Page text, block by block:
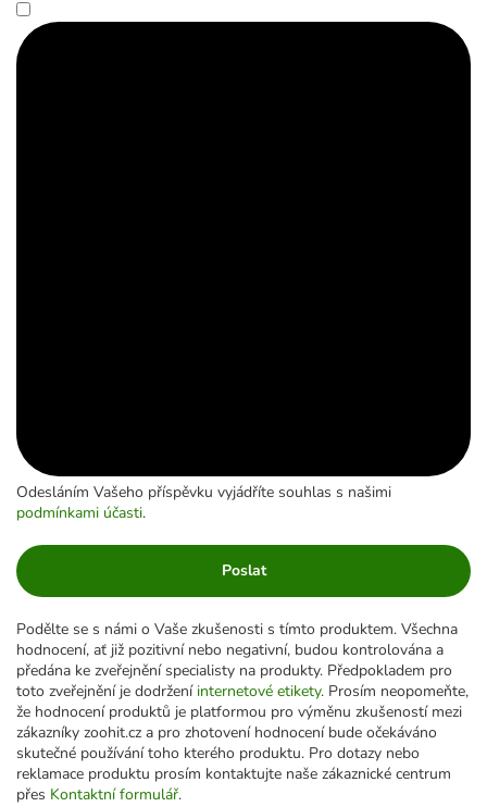
Odesláním Vašeho příspěvku vyjádříte souhlas s našimi
podmínkami účasti.
Poslat
Podělte se s námi o Vaše zkušenosti s tímto produktem. Všechna
hodnocení, ať již pozitivní nebo negativní, budou kontrolována a
předána ke zveřejnění specialisty na produkty. Předpokladem pro
toto zveřejnění je dodržení internetové etikety. Prosím neopomeňte,
že hodnocení produktů je platformou pro výměnu zkušeností mezi
zákazníky zoohit.cz a pro zhotovení hodnocení bude očekáváno
skutečné používání toho kterého produktu. Pro dotazy nebo
reklamace produktu prosím kontaktujte naše zákaznické centrum
přes Kontaktní formulář.